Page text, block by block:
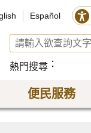
Español
熱門搜尋
便民服務